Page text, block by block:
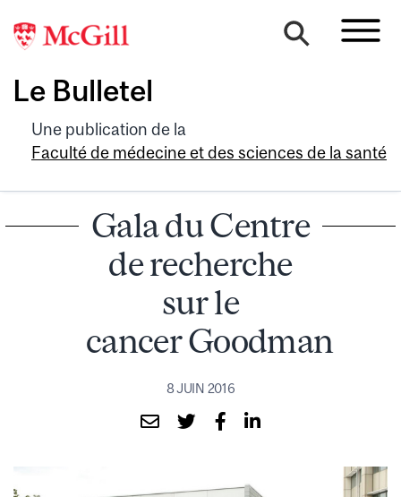
Le Bulletel
Une publication de la
Faculté de médecine et des sciences de la santé
Gala du Centre
de recherche
sur le
cancer Goodman
8 JUIN 2016